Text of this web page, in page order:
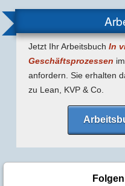
Jetzt Ihr Arbeitsbuch In
Geschäfts­prozessen
anfordern. Sie erhalten
zu Lean, KVP & Co.